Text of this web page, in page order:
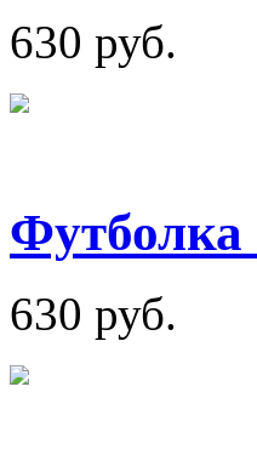
630 руб.
630 руб.